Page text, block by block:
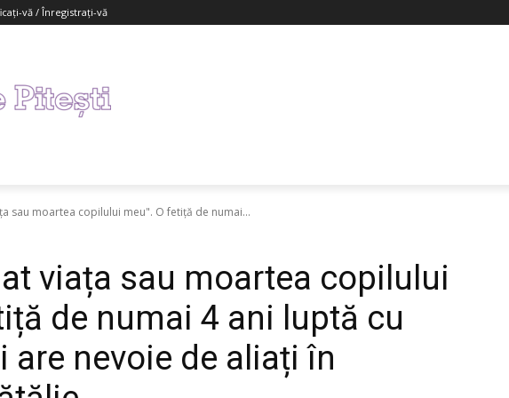
vă / Înregistrați-vă
sau moartea copilului meu". O fetiță de numai...
viața sau moartea copilului
de numai 4 ani luptă cu
are nevoie de aliați în